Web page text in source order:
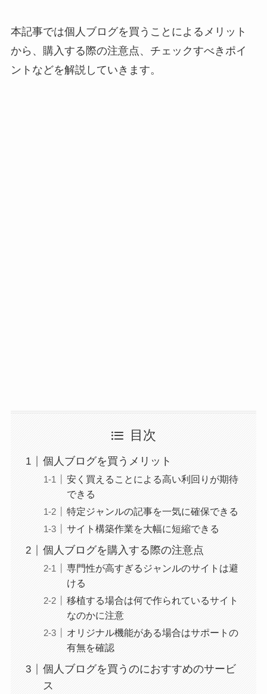
本記事では個人ブログを買うことによるメリット
から、購入する際の注意点、チェックすべきポイ
ントなどを解説していきます。
目次
個人ブログを買うメリット
安く買えることによる高い利回りが期待
できる
特定ジャンルの記事を一気に確保できる
サイト構築作業を大幅に短縮できる
個人ブログを購入する際の注意点
専門性が高すぎるジャンルのサイトは避
ける
移植する場合は何で作られているサイト
なのかに注意
オリジナル機能がある場合はサポートの
有無を確認
個人ブログを買うのにおすすめのサービ
ス